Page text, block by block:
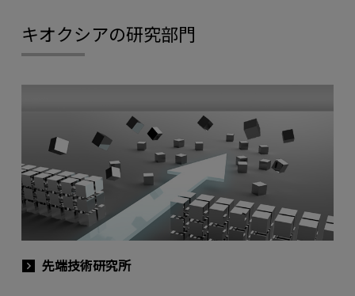
キオクシアの研究部門
先端技術研究所